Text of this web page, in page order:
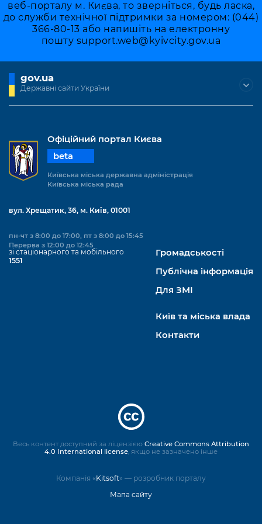
веб-порталу м. Києва, то зверніться, будь ласка,
до служби технічної підтримки за номером: (044)
366-80-13 або напишіть на електронну
пошту support.web@kyivcity.gov.ua
gov.ua
Державні сайти України
Офіційний портал Києва
beta
Київська міська державна адміністрація
Київська міська рада
вул. Хрещатик, 36, м. Київ, 01001
пн-чт з 8:00 до 17:00, пт з 8:00 до 15:45
Перерва з 12:00 до 12:45
зі стаціонарного та мобільного
1551
Громадськості
Публічна інформація
Для ЗМІ
Київ та міська влада
Контакти
Компанія «Kitsoft» — розробник порталу
Мапа сайту
Весь контент доступний за ліцензією Creative Commons Attribution
4.0 International license, якщо не зазначено інше